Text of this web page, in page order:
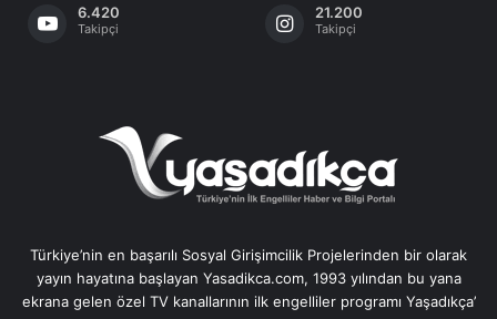
6.420
Takipçi
21.200
Takipçi
Türkiye’nin en başarılı Sosyal Girişimcilik Projelerinden bir olarak
yayın hayatına başlayan Yasadikca.com, 1993 yılından bu yana
ekrana gelen özel TV kanallarının ilk engelliler programı Yaşadıkça’